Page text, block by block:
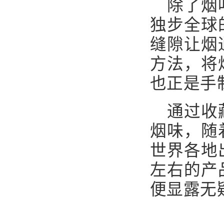
除了
独步全球
缝隙让烟
方法，将
也正是手
通过收
烟味，随
世界各地
左右的产
便显露无